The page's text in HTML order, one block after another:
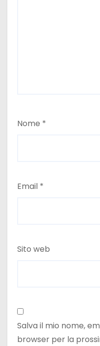
Nome *
Email *
Sito web
Salva il mio nome,
browser per la